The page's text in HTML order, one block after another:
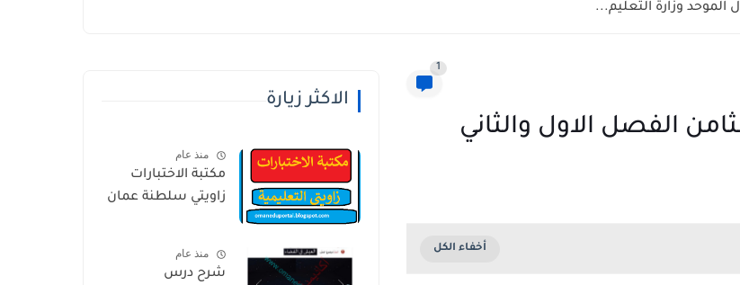
1
الفصل الاول والثاني
الاكثر زيارة
منذ عام
مكتبة الاختبارات
زاويتي سلطنة عمان
منذ عام
شرح درس